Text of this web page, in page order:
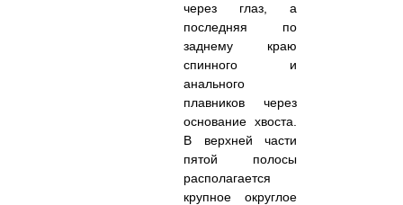
через глаз, а
последняя по
заднему краю
спинного и
анального
плавников через
основание хвоста.
В верхней части
пятой полосы
располагается
крупное округлое